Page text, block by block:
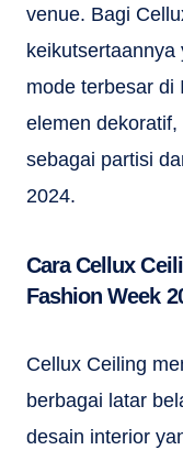
venue. Bagi
mode terbesar di
elemen
sebagai partisi
2024.
Cara Cellux
Fashion Week
Cellux Ceiling
berbagai latar
desain interior